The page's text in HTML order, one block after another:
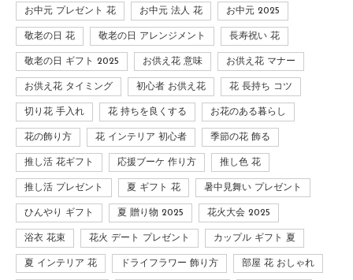
お中元 プレゼント 花 お中元 法人 花 お中元 2025
敬老の日 花 敬老の日 アレンジメント 長寿祝い 花
敬老の日 ギフト 2025 お供え花 意味 お供え花 マナー
お供え花 タイミング 初心者 お供え花 花 長持ち コツ
切り花 手入れ 花 持ちを良くする お花のある暮らし
花の飾り方 花 インテリア 初心者 季節の花 飾る
推し活 花ギフト 応援ブーケ 作り方 推し色 花
推し活 プレゼント 夏 ギフト 花 暑中見舞い プレゼント
ひんやり ギフト 夏 贈り物 2025 花火大会 2025
浴衣 花束 花火 デート プレゼント カップル ギフト 夏
夏 インテリア 花 ドライフラワー 飾り方 部屋 花 おしゃれ